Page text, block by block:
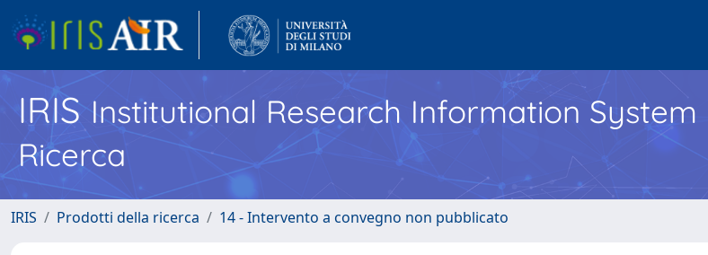
IRISInstitutional Research Information System
Ricerca
IRIS Prodotti della ricerca 14 - Intervento a convegno non pubblicato